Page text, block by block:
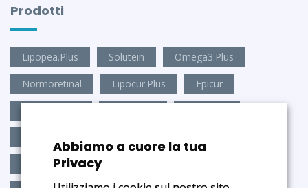
Prodotti
Lipopea.Plus Solutein Omega3.Plus
Normoretinal Lipocur.Plus Epicur
Depur.Dren-z3
Abbiamo a cuore la tua
Privacy